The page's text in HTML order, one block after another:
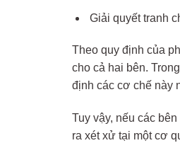
Giải quyết tranh
Theo quy định của
cho cả hai bên.
định các cơ chế này
Tuy vậy, nếu các
ra xét xử tại một cơ